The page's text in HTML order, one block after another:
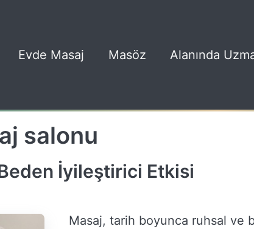
Evde Masaj Masöz Alanında
salonu
İyileştirici Etkisi
Masaj, tarih boyunca ruhsal ve